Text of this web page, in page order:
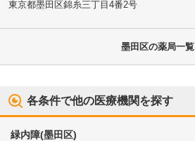
東京都墨田区錦糸三丁目4番2号
墨田区の薬局一覧
各条件で他の医療機関を探す
緑内障(墨田区)